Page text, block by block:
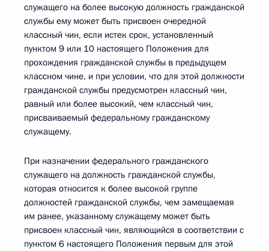
служащего на более высокую должность гражданской
службы ему может быть присвоен очередной
классный чин, если истек срок, установленный
пунктом 9 или 10 настоящего Положения для
прохождения гражданской службы в предыдущем
классном чине, и при условии, что для этой должности
гражданской службы предусмотрен классный чин,
равный или более высокий, чем классный чин,
присваиваемый федеральному гражданскому
служащему.
При назначении федерального гражданского
служащего на должность гражданской службы,
которая относится к более высокой группе
должностей гражданской службы, чем замещаемая
им ранее, указанному служащему может быть
присвоен классный чин, являющийся в соответствии с
пунктом 6 настоящего Положения первым для этой